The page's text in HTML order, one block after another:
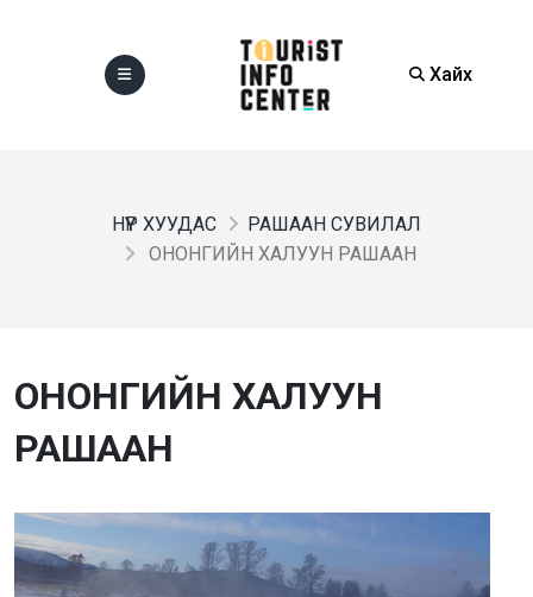
Хайх
НҮҮР ХУУДАС
РАШААН СУВИЛАЛ
ОНОНГИЙН ХАЛУУН РАШААН
ОНОНГИЙН ХАЛУУН
РАШААН